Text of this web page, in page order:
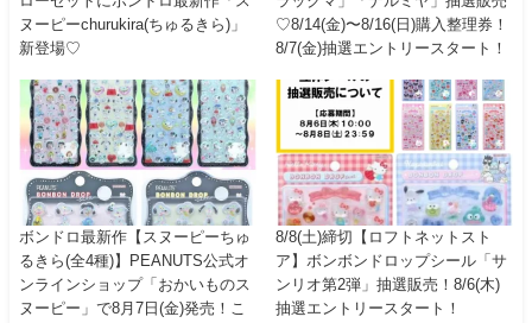
ヌーピーchurukira(ちゅるきら)」
新登場♡
♡8/14(金)〜8/16(日)購入整理券！
8/7(金)抽選エントリースタート！
ボンドロ最新作【スヌーピーちゅ
るきら(全4種)】PEANUTS公式オ
ンラインショップ「おかいものス
ヌーピー」で8月7日(金)発売！こ
8/8(土)締切【ロフトネットスト
ア】ボンボンドロップシール「サ
ンリオ第2弾」抽選販売！8/6(木)
抽選エントリースタート！